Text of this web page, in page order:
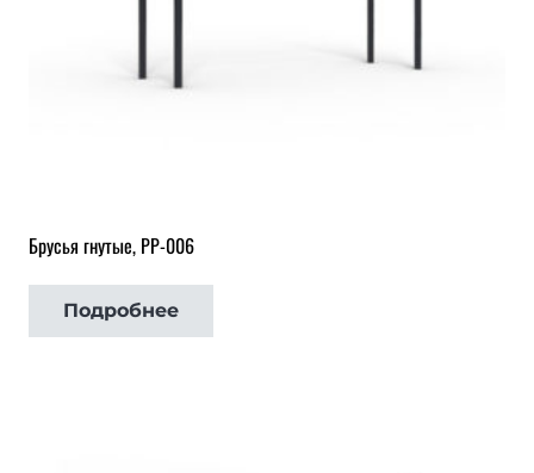
Брусья гнутые, РР-006
Подробнее